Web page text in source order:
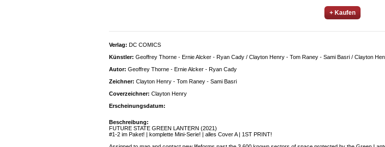
+ Kaufen
Verlag: DC COMICS
Künstler: Geoffrey Thorne - Ernie Alcker - Ryan Cady / Clayton Henry - Tom Raney - Sami Basri / Clayton
Autor: Geoffrey Thorne - Ernie Alcker - Ryan Cady
Zeichner: Clayton Henry - Tom Raney - Sami Basri
Coverzeichner: Clayton Henry
Erscheinungsdatum:
Beschreibung:
FUTURE STATE GREEN LANTERN (2021)
#1-2 im Paket! | komplette Mini-Serie! | alles Cover A | 1ST PRINT!